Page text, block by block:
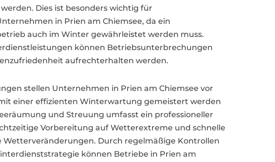
Dies ist besonders wichtig für
in Prien am Chiemsee, da ein
auch im Winter gewährleistet werden muss.
können Betriebsunterbrechungen
aufrechterhalten werden.
stellen Unternehmen in Prien am Chiemsee vor
einer effizienten Winterwartung gemeistert werden
und Streuung umfasst ein professioneller
Vorbereitung auf Wetterextreme und schnelle
Wetterveränderungen. Durch regelmäßige Kontrollen
können Betriebe in Prien am